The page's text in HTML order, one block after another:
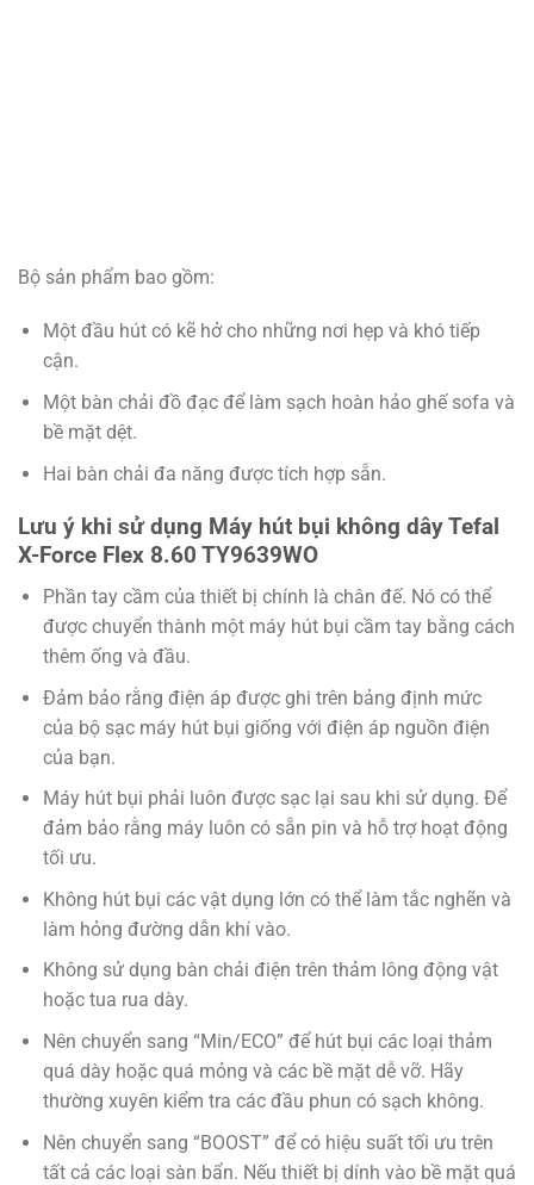
Bộ sản phẩm bao gồm:
Một đầu hút có kẽ hở cho những nơi hẹp và khó tiếp
cận.
Một bàn chải đồ đạc để làm sạch hoàn hảo ghế sofa và
bề mặt dệt.
Hai bàn chải đa năng được tích hợp sẵn.
Lưu ý khi sử dụng Máy hút bụi không dây Tefal
X-Force Flex 8.60 TY9639WO
Phần tay cầm của thiết bị chính là chân đế. Nó có thể
được chuyển thành một máy hút bụi cầm tay bằng cách
thêm ống và đầu.
Đảm bảo rằng điện áp được ghi trên bảng định mức
của bộ sạc máy hút bụi giống với điện áp nguồn điện
của bạn.
Máy hút bụi phải luôn được sạc lại sau khi sử dụng. Để
đảm bảo rằng máy luôn có sẵn pin và hỗ trợ hoạt động
tối ưu.
Không hút bụi các vật dụng lớn có thể làm tắc nghẽn và
làm hỏng đường dẫn khí vào.
Không sử dụng bàn chải điện trên thảm lông động vật
hoặc tua rua dày.
Nên chuyển sang “Min/ECO” để hút bụi các loại thảm
quá dày hoặc quá mỏng và các bề mặt dễ vỡ. Hãy
thường xuyên kiểm tra các đầu phun có sạch không.
Nên chuyển sang “BOOST” để có hiệu suất tối ưu trên
tất cả các loại sàn bẩn. Nếu thiết bị dính vào bề mặt quá